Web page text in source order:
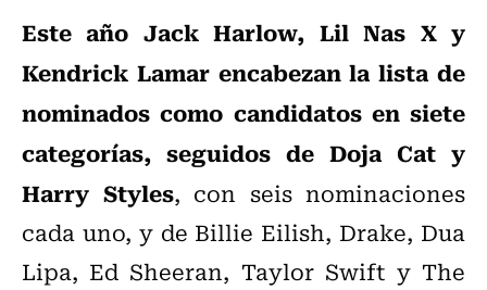
Este año Jack Harlow, Lil Nas X y
Kendrick Lamar encabezan la lista de
nominados como candidatos en siete
categorías, seguidos de Doja Cat y
Harry Styles, con seis nominaciones
cada uno, y de Billie Eilish, Drake, Dua
Lipa, Ed Sheeran, Taylor Swift y The